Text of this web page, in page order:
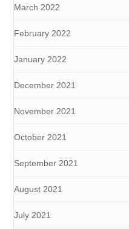
March 2022
February 2022
January 2022
December 2021
November 2021
October 2021
September 2021
August 2021
July 2021